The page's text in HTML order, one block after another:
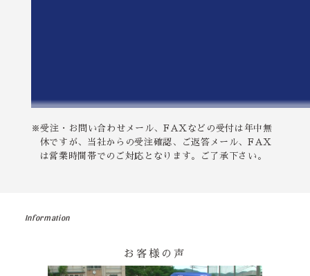
※受注・お問い合わせメール、FAXなどの受付は年中無
休ですが、当社からの受注確認、ご返答メール、FAX
は営業時間帯でのご対応となります。ご了承下さい。
Information
お客様の声